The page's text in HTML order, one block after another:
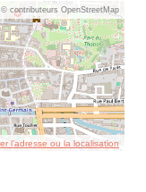
© contributeurs OpenStreetMap
l’adresse ou la localisation